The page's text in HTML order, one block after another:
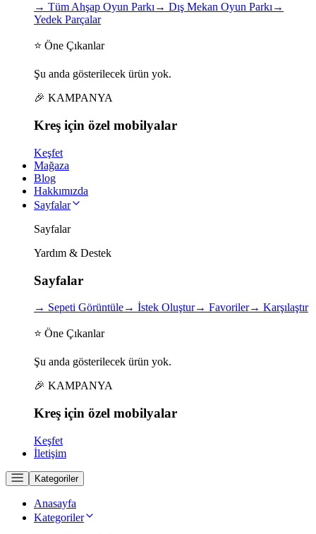
→ Tüm Ahşap Oyun Parkı→ Dış Mekan Oyun Parkı→
Yedek Parçalar
⭐ Öne Çıkanlar
Şu anda gösterilecek ürün yok.
🎉 KAMPANYA
Kreş için özel mobilyalar
Keşfet
Mağaza
Blog
Hakkımızda
Sayfalar
Sayfalar
Yardım & Destek
Sayfalar
→ Sepeti Görüntüle→ İstek Oluştur→ Favoriler→ Karşılaştır
⭐ Öne Çıkanlar
Şu anda gösterilecek ürün yok.
🎉 KAMPANYA
Kreş için özel mobilyalar
Keşfet
İletişim
Kategoriler
Anasayfa
Kategoriler